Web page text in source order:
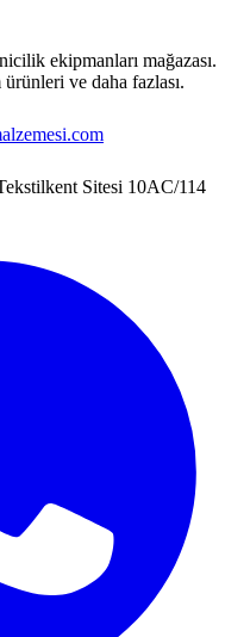
ekipmanları mağazası.
ve daha fazlası.
Sitesi 10AC/114